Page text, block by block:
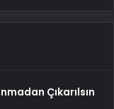
Çıkarılsın